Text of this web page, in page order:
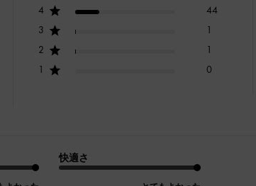
4
44
3
1
2
1
1
0
快適さ